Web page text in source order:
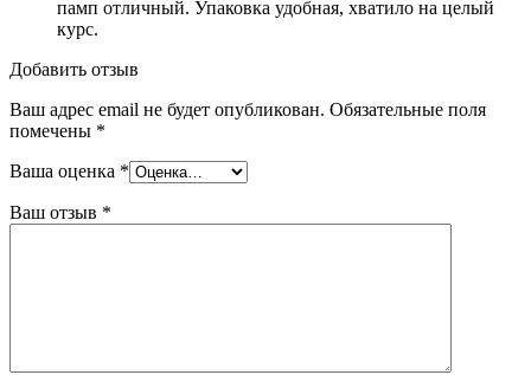
памп отличный. Упаковка удобная, хватило на целый
курс.
Добавить отзыв
Ваш адрес email не будет опубликован. Обязательные поля
помечены *
Ваша оценка *
Ваш отзыв *